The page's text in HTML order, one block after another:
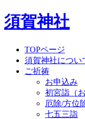
須賀神社
TOPページ
須賀神社につい
ご祈祷
お申込み
初宮詣（
厄除/方位
七五三詣